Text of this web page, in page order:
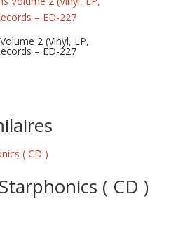
2 (Vinyl, LP,
– ED-227
( CD )